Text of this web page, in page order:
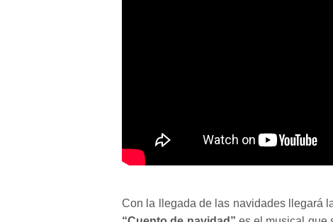
Con la llegada de las navidades llegará